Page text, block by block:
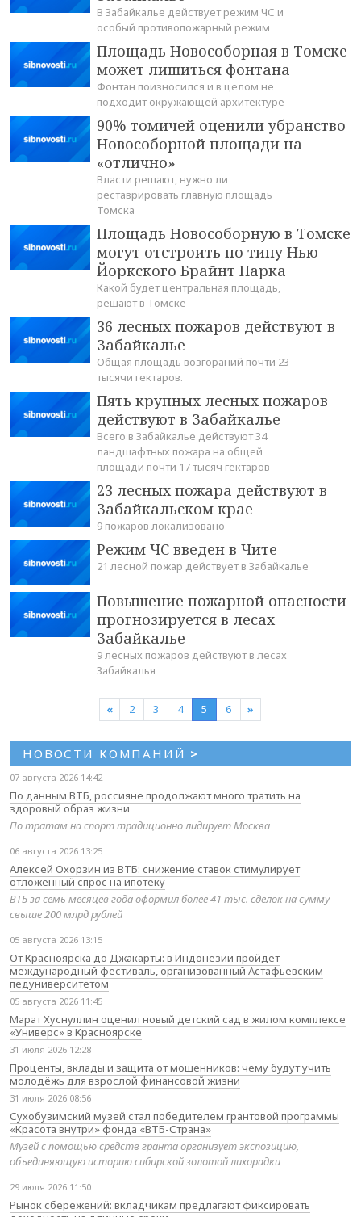
В Забайкалье действует режим ЧС и
особый противопожарный режим
Площадь Новособорная в Томске
может лишиться фонтана
Фонтан поизносился и в целом не
подходит окружающей архитектуре
90% томичей оценили убранство
Новособорной площади на
«отлично»
Власти решают, нужно ли
реставрировать главную площадь
Томска
Площадь Новособорную в Томске
могут отстроить по типу Нью-
Йоркского Брайнт Парка
Какой будет центральная площадь,
решают в Томске
36 лесных пожаров действуют в
Забайкалье
Общая площадь возгораний почти 23
тысячи гектаров.
Пять крупных лесных пожаров
действуют в Забайкалье
Всего в Забайкалье действуют 34
ландшафтных пожара на общей
площади почти 17 тысяч гектаров
23 лесных пожара действуют в
Забайкальском крае
9 пожаров локализовано
Режим ЧС введен в Чите
21 лесной пожар действует в Забайкалье
Повышение пожарной опасности
прогнозируется в лесах
Забайкалье
9 лесных пожаров действуют в лесах
Забайкалья
« 2 3 4 5 6 »
НОВОСТИ КОМПАНИЙ >
07 августа 2026 14:42
По данным ВТБ, россияне продолжают много тратить на
здоровый образ жизни
По тратам на спорт традиционно лидирует Москва
06 августа 2026 13:25
Алексей Охорзин из ВТБ: снижение ставок стимулирует
отложенный спрос на ипотеку
ВТБ за семь месяцев года оформил более 41 тыс. сделок на сумму
свыше 200 млрд рублей
05 августа 2026 13:15
От Красноярска до Джакарты: в Индонезии пройдёт
международный фестиваль, организованный Астафьевским
педуниверситетом
05 августа 2026 11:45
Марат Хуснуллин оценил новый детский сад в жилом комплексе
«Универс» в Красноярске
31 июля 2026 12:28
Проценты, вклады и защита от мошенников: чему будут учить
молодёжь для взрослой финансовой жизни
31 июля 2026 08:56
Сухобузимский музей стал победителем грантовой программы
«Красота внутри» фонда «ВТБ-Страна»
Музей с помощью средств гранта организует экспозицию,
объединяющую историю сибирской золотой лихорадки
29 июля 2026 11:50
Рынок сбережений: вкладчикам предлагают фиксировать